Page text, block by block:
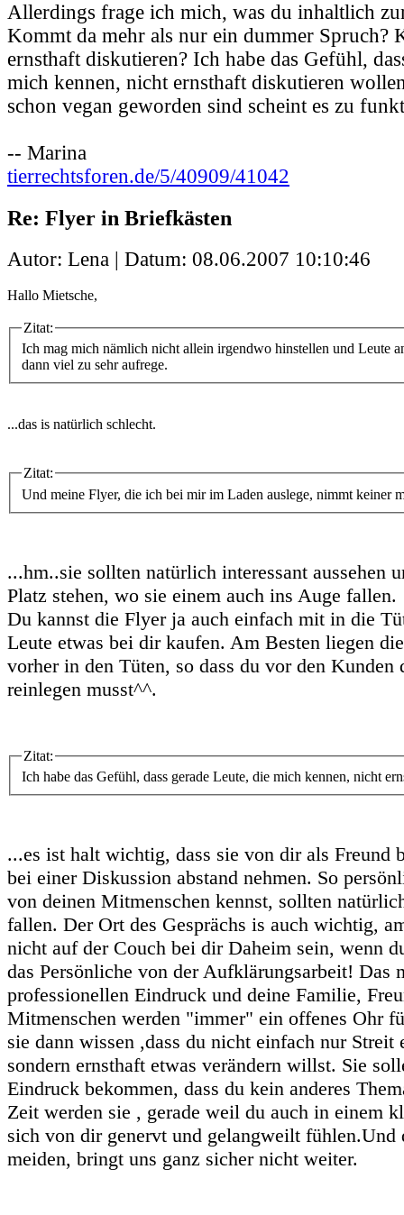
Allerdings frage ich mich, was du inhaltlich
Kommt da mehr als nur ein dummer Spruch?
ernsthaft diskutieren? Ich habe das Gefühl,
mich kennen, nicht ernsthaft diskutieren
schon vegan geworden sind scheint es zu
-- Marina
tierrechtsforen.de/5/40909/41042
Re: Flyer in Briefkästen
Autor: Lena | Datum: 08.06.2007 10:10:46
Hallo Mietsche,
Zitat:
Ich mag mich nämlich nicht allein irgendwo hinstellen und Leute
dann viel zu sehr aufrege.
...das is natürlich schlecht.
Zitat:
Und meine Flyer, die ich bei mir im Laden auslege, nimmt keiner
...hm..sie sollten natürlich interessant aussehen
Platz stehen, wo sie einem auch ins Auge fallen.
Du kannst die Flyer ja auch einfach mit in die
Leute etwas bei dir kaufen. Am Besten liegen
vorher in den Tüten, so dass du vor den Kunden
reinlegen musst^^.
Zitat:
Ich habe das Gefühl, dass gerade Leute, die mich kennen, nicht
...es ist halt wichtig, dass sie von dir als Freund
bei einer Diskussion abstand nehmen. So
von deinen Mitmenschen kennst, sollten
fallen. Der Ort des Gesprächs is auch wichtig,
nicht auf der Couch bei dir Daheim sein, wenn
das Persönliche von der Aufklärungsarbeit! Das
professionellen Eindruck und deine Familie,
Mitmenschen werden "immer" ein offenes Ohr
sie dann wissen ,dass du nicht einfach nur
sondern ernsthaft etwas verändern willst. Sie
Eindruck bekommen, dass du kein anderes
Zeit werden sie , gerade weil du auch in einem
sich von dir genervt und gelangweilt fühlen.Und
meiden, bringt uns ganz sicher nicht weiter.